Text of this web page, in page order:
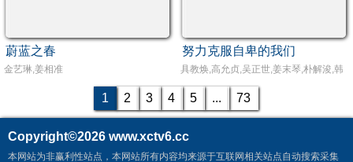
蔚蓝之春
金艺琳,姜相准
努力克服自卑的我们
具教焕,高允贞,吴正世,姜末琴,朴解浚,韩
1 2 3 4 5 ... 73
Copyright©2026 www.xctv6.cc
本网站为非赢利性站点，本网站所有内容均来源于互联网相关站点自动搜索采集